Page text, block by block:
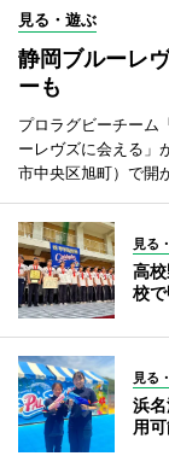
見る・遊ぶ
静岡ブルーレ
ーも
プロラグビーチーム
ーレヴズに会える」
市中央区旭町）で開
見る
高
校
見る
浜
用